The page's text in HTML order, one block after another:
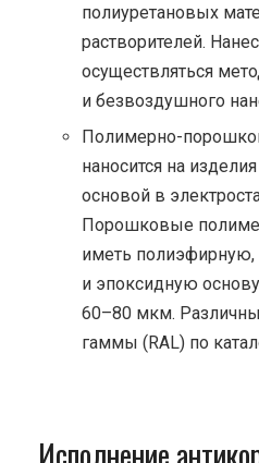
полиуретановых
растворителей.
осуществляться
и безвоздушного
Полимерно-
наносится на
основой в
Порошковые
иметь
и эпоксидную
60–80 мкм.
гаммы (RAL) по